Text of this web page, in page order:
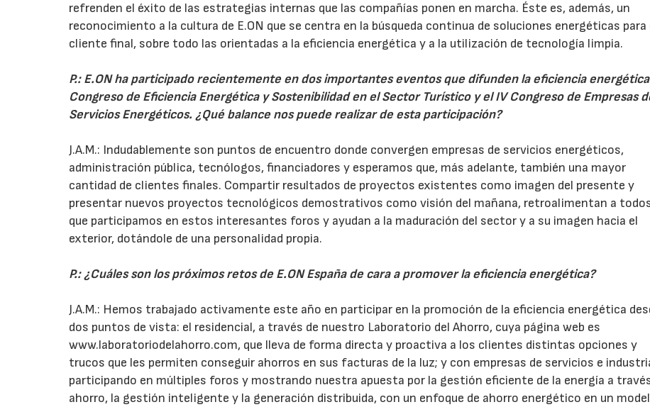
refrenden el éxito de las estrategias internas que las compañías ponen en marcha. Éste es, además, un
reconocimiento a la cultura de E.ON que se centra en la búsqueda continua de soluciones energéticas para
cliente final, sobre todo las orientadas a la eficiencia energética y a la utilización de tecnología limpia.
P.: E.ON ha participado recientemente en dos importantes eventos que difunden la eficiencia
Congreso de Eficiencia Energética y Sostenibilidad en el Sector Turístico y el IV Congreso de Empresas
Servicios Energéticos. ¿Qué balance nos puede realizar de esta participación?
J.A.M.: Indudablemente son puntos de encuentro donde convergen empresas de servicios energéticos,
administración pública, tecnólogos, financiadores y esperamos que, más adelante, también una mayor
cantidad de clientes finales. Compartir resultados de proyectos existentes como imagen del presente y
presentar nuevos proyectos tecnológicos demostrativos como visión del mañana, retroalimentan a
que participamos en estos interesantes foros y ayudan a la maduración del sector y a su imagen hacia el
exterior, dotándole de una personalidad propia.
P.: ¿Cuáles son los próximos retos de E.ON España de cara a promover la eficiencia energética?
J.A.M.: Hemos trabajado activamente este año en participar en la promoción de la eficiencia energética
dos puntos de vista: el residencial, a través de nuestro Laboratorio del Ahorro, cuya página web es
www.laboratoriodelahorro.com, que lleva de forma directa y proactiva a los clientes distintas opciones y
trucos que les permiten conseguir ahorros en sus facturas de la luz; y con empresas de servicios e
participando en múltiples foros y mostrando nuestra apuesta por la gestión eficiente de la energía a
ahorro, la gestión inteligente y la generación distribuida, con un enfoque de ahorro energético en un